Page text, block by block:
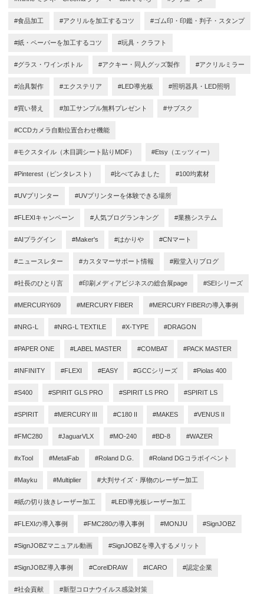
#食品加工 #アクリルを加工するコツ #ゴム印・印鑑・判子・スタンプ
#紙・ペーパーを加工するコツ #玩具・クラフト
#グラス・ワインボトル #アクキー・同人グッズ製作 #アクリルミラー
#治具製作 #エクステリア #LED導光板 #照明器具・LED照明
#買い替え #加工サンプル無料プレゼント #サブスク
#CCDカメラ自動位置合わせ機能
#モクスタイル（木目調シート貼りMDF） #Etsy（エッツィー）
#Pinterest（ピンタレスト） #比べてみました #100均素材
#UVプリンター #UVプリンターを体験できる場所
#FLEXIキャンペーン #人気ブログランキング #業務システム
#AIプラグイン #Maker's #はかりや #CNマート
#ニュースレター #カスタマーサポート情報 #殿堂入りブログ
#社長のひとり言 #印刷メディアビジネスの総合展page #SEIシリーズ
#MERCURY609 #MERCURY FIBER #MERCURY FIBERの導入事例
#NRG-L #NRG-L TEXTILE #X-TYPE #DRAGON
#PAPER ONE #LABEL MASTER #COMBAT #PACK MASTER
#INFINITY #FLEXI #EASY #GCCシリーズ #Piolas 400
#S400 #SPIRIT GLS PRO #SPIRIT LS PRO #SPIRIT LS
#SPIRIT #MERCURY III #C180 II #MAKES #VENUS II
#FMC280 #JaguarVLX #MO-240 #BD-8 #WAZER
#xTool #MetalFab #Roland D.G. #Roland DGコラボイベント
#Mayku #Multiplier #大判サイズ・厚物のレーザー加工
#紙の切り抜きレーザー加工 #LED導光板レーザー加工
#FLEXIの導入事例 #FMC280の導入事例 #MONJU #SignJOBZ
#SignJOBZマニュアル動画 #SignJOBZを導入するメリット
#SignJOBZ導入事例 #CorelDRAW #ICARO #認定企業
#社会貢献 #新型コロナウイルス感染対策